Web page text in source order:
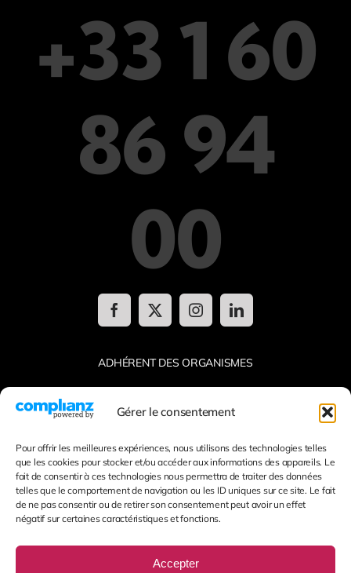
Gérer le consentement
Pour offrir les meilleures expériences, nous utilisons des technologies telles
que les cookies pour stocker et/ou accéder aux informations des appareils. Le
fait de consentir à ces technologies nous permettra de traiter des données
telles que le comportement de navigation ou les ID uniques sur ce site. Le fait
de ne pas consentir ou de retirer son consentement peut avoir un effet
négatif sur certaines caractéristiques et fonctions.
Accepter
+33 1 60
86 94
00
ADHÉRENT DES ORGANISMES
Mentions légales
Conditions générales de ventes, de location & de